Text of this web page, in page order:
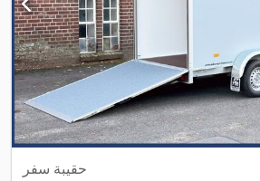
حقيبة سفر